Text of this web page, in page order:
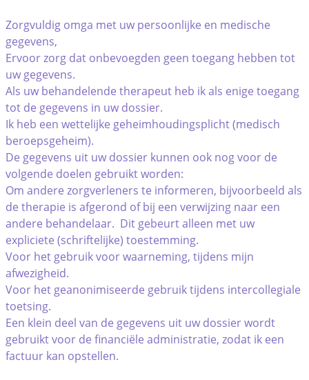
Zorgvuldig omga met uw persoonlijke en medische
gegevens,
Ervoor zorg dat onbevoegden geen toegang hebben tot
uw gegevens.
Als uw behandelende therapeut heb ik als enige toegang
tot de gegevens in uw dossier.
Ik heb een wettelijke geheimhoudingsplicht (medisch
beroepsgeheim).
De gegevens uit uw dossier kunnen ook nog voor de
volgende doelen gebruikt worden:
Om andere zorgverleners te informeren, bijvoorbeeld als
de therapie is afgerond of bij een verwijzing naar een
andere behandelaar. Dit gebeurt alleen met uw
expliciete (schriftelijke) toestemming.
Voor het gebruik voor waarneming, tijdens mijn
afwezigheid.
Voor het geanonimiseerde gebruik tijdens intercollegiale
toetsing.
Een klein deel van de gegevens uit uw dossier wordt
gebruikt voor de financiële administratie, zodat ik een
factuur kan opstellen.